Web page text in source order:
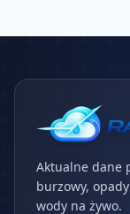
Aktualne dane
burzowy,
wody na żywo.